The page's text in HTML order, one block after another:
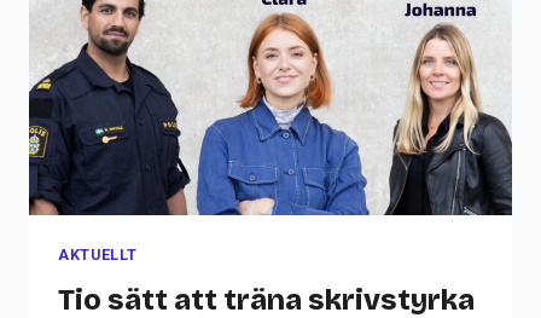
AKTUELLT
Tio sätt att träna skrivstyrka